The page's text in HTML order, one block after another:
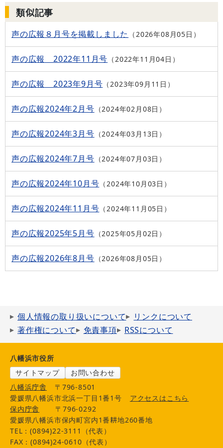
類似記事
声の広報８月号を掲載しました 2026年08月05日
声の広報 2022年11月号 2022年11月04日
声の広報 2023年9月号 2023年09月11日
声の広報2024年2月号 2024年02月08日
声の広報2024年3月号 2024年03月13日
声の広報2024年7月号 2024年07月03日
声の広報2024年10月号 2024年10月03日
声の広報2024年11月号 2024年11月05日
声の広報2025年5月号 2025年05月02日
声の広報2026年8月号 2026年08月05日
個人情報の取り扱いについて
リンクについて
著作権について
免責事項 RSSについて
八幡浜市役所
サイトマップ
お問い合わせ
八幡浜庁舎
〒796-8501
愛媛県八幡浜市北浜一丁目1番1号
アクセスはこちら
保内庁舎
〒796-0292
愛媛県八幡浜市保内町宮内1番耕地260番地
TEL：(0894)22-3111（代表）
FAX：(0894)24-0610（代表）